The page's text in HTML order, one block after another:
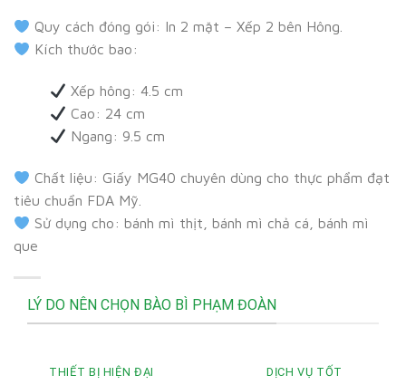
Quy cách đóng gói: In 2 mặt – Xếp 2 bên Hông.
Kích thước bao:
Xếp hông: 4.5 cm
Cao: 24 cm
Ngang: 9.5 cm
Chất liệu: Giấy MG40 chuyên dùng cho thực phẩm đạt
tiêu chuẩn FDA Mỹ.
Sử dụng cho: bánh mì thịt, bánh mì chả cá, bánh mì
que
LÝ DO NÊN CHỌN BÀO BÌ PHẠM ĐOÀN
THIẾT BỊ HIỆN ĐẠI DỊCH VỤ TỐT